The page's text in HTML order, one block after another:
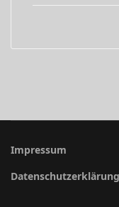
Impressum
Datenschutzerklärung